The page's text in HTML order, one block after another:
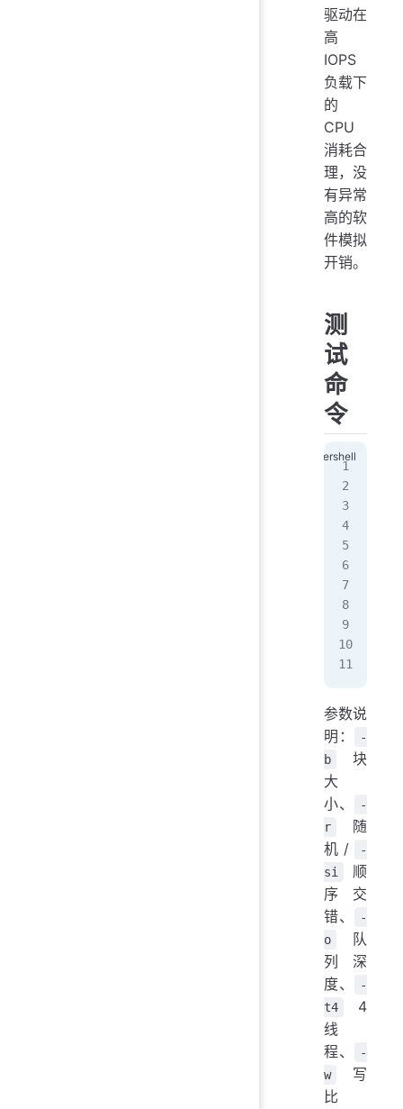
驱动在
高
IOPS
负载下
的
CPU
消耗合
理，没
有异常
高的软
件模拟
开销。
测
试
命
令
参数说
明：
-
b
块
大
小、
-
r
随
机 /
-
si
顺
序交
错、
-
o
队
列深
度、
-
t4
4
线
程、
-
w
写
比